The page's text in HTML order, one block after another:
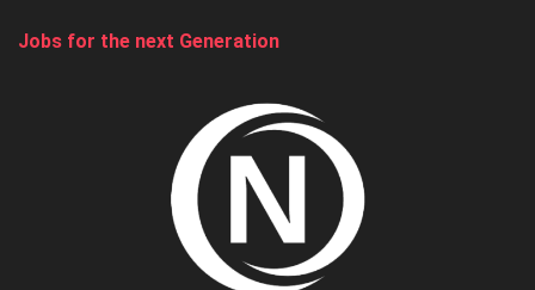
Jobs for the next Generation